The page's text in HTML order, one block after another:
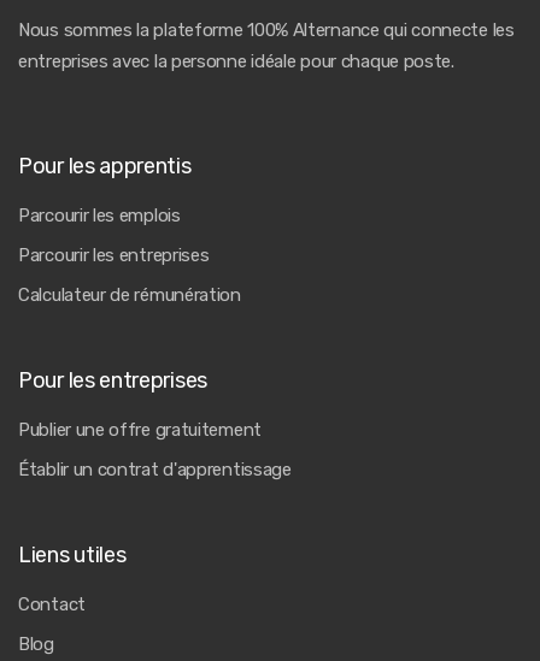
Nous sommes la plateforme 100% Alternance qui connecte les
entreprises avec la personne idéale pour chaque poste.
Pour les apprentis
Parcourir les emplois
Parcourir les entreprises
Calculateur de rémunération
Pour les entreprises
Publier une offre gratuitement
Établir un contrat d'apprentissage
Liens utiles
Contact
Blog